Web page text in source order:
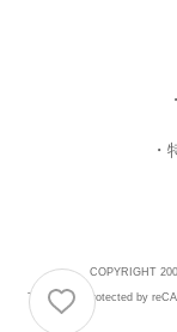
COPYRIGHT
This site is protected by